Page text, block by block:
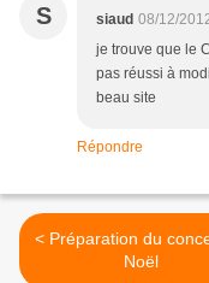
S siaud 08/12/
je trouve que le
pas réussi à
beau site
Répondre
< Préparation du concert de
Noël